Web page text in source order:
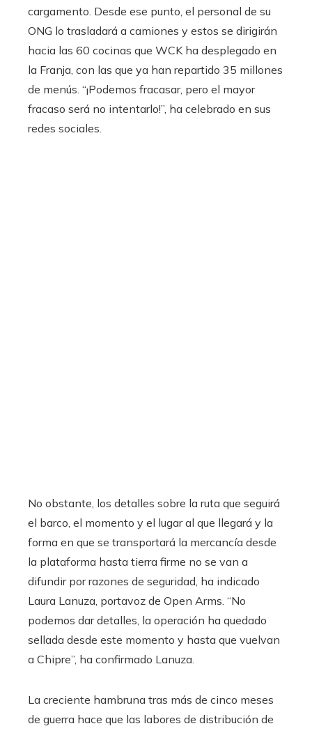
cargamento. Desde ese punto, el personal de su
ONG lo trasladará a camiones y estos se dirigirán
hacia las 60 cocinas que WCK ha desplegado en
la Franja, con las que ya han repartido 35 millones
de menús. “¡Podemos fracasar, pero el mayor
fracaso será no intentarlo!”, ha celebrado en sus
redes sociales.
No obstante, los detalles sobre la ruta que seguirá
el barco, el momento y el lugar al que llegará y la
forma en que se transportará la mercancía desde
la plataforma hasta tierra firme no se van a
difundir por razones de seguridad, ha indicado
Laura Lanuza, portavoz de Open Arms. “No
podemos dar detalles, la operación ha quedado
sellada desde este momento y hasta que vuelvan
a Chipre”, ha confirmado Lanuza.
La creciente hambruna tras más de cinco meses
de guerra hace que las labores de distribución de